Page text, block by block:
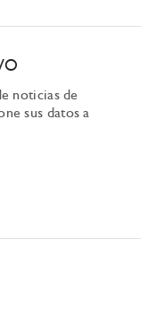
noticias de
sus datos a